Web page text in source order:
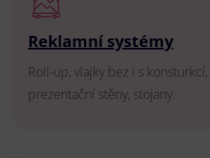
Reklamní systémy
Roll-up, vlajky bez i s
prezentační stěny, stojany.